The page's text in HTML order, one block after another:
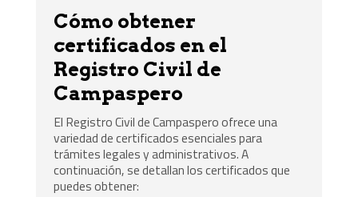
Cómo obtener
certificados en el
Registro Civil de
Campaspero
El Registro Civil de Campaspero ofrece una
variedad de certificados esenciales para
trámites legales y administrativos. A
continuación, se detallan los certificados que
puedes obtener: